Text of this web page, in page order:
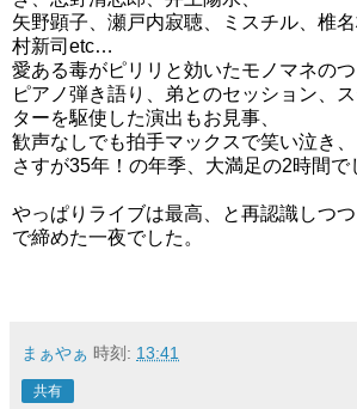
矢野顕子、瀬戸内寂聴、ミスチル、椎
村新司etc…
愛ある毒がピリリと効いたモノマネのつ
ピアノ弾き語り、弟とのセッション、
ターを駆使した演出もお見事、
歓声なしでも拍手マックスで笑い泣き、
さすが35年！の年季、大満足の2時間で
やっぱりライブは最高、と再認識しつ
で締めた一夜でした。
まぁやぁ 時刻: 13:41
共有